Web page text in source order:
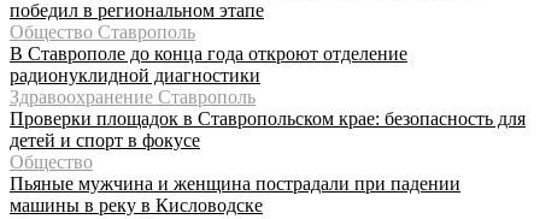
победил в региональном этапе
Общество Ставрополь
В Ставрополе до конца года откроют отделение
радионуклидной диагностики
Здравоохранение Ставрополь
Проверки площадок в Ставропольском крае: безопасность для
детей и спорт в фокусе
Общество
Пьяные мужчина и женщина пострадали при падении
машины в реку в Кисловодске